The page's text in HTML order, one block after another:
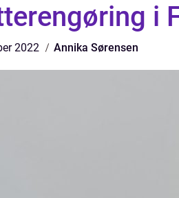
i
2022 Annika Sørensen